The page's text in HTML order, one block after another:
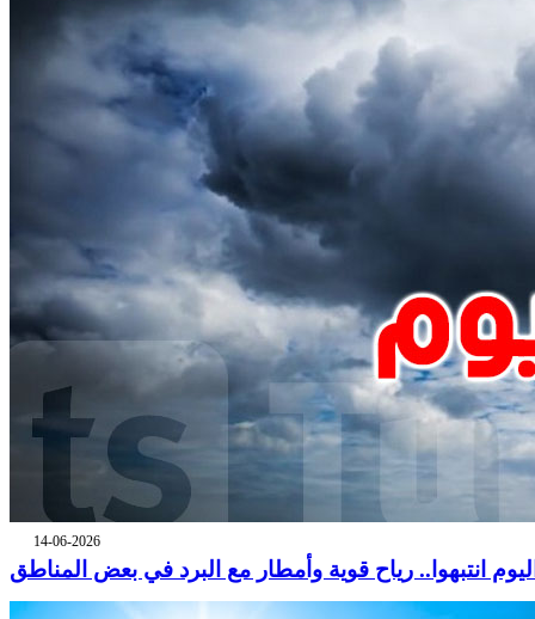
14-06-2026
انتبهوا.. رياح قوية وأمطار مع البرد في بعض المناطق